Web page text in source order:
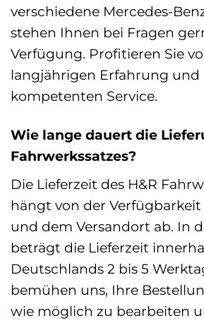
verschiedene Mercedes-
stehen Ihnen bei Fragen
Verfügung. Profitieren Sie
langjährigen Erfahrung und
kompetenten Service.
Wie lange dauert die
Fahrwerkssatzes?
Die Lieferzeit des H&R
hängt von der
und dem Versandort ab. In
beträgt die Lieferzeit
Deutschlands 2 bis 5
bemühen uns, Ihre
wie möglich zu bearbeiten